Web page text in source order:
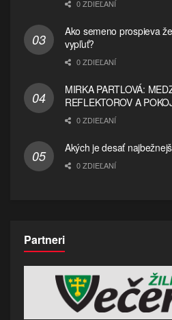
0 ZDIEĽANÍ
Ako semeno prospieva
vypľuť?
0 ZDIEĽANÍ
MIRKA PARTLOVÁ:
REFLEKTOROV A
0 ZDIEĽANÍ
Akých je desať
0 ZDIEĽANÍ
Partneri